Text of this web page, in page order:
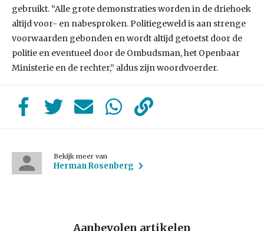
gebruikt. “Alle grote demonstraties worden in de driehoek
altijd voor- en nabesproken. Politiegeweld is aan strenge
voorwaarden gebonden en wordt altijd getoetst door de
politie en eventueel door de Ombudsman, het Openbaar
Ministerie en de rechter,” aldus zijn woordvoerder.
Bekijk meer van
Herman Rosenberg
Aanbevolen artikelen